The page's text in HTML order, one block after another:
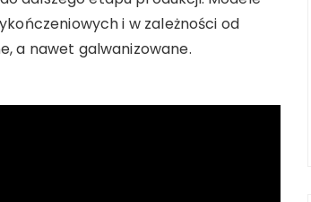
i w zależności od
a nawet galwanizowane.